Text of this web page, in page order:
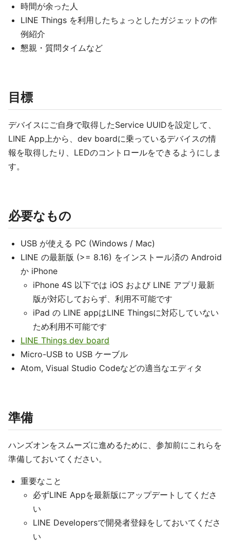
時間が余った人
LINE Things を利用したちょっとしたガジェットの作
例紹介
懇親・質問タイムなど
目標
デバイスにご自身で取得したService UUIDを設定して、
LINE App上から、dev boardに乗っているデバイスの情
報を取得したり、LEDのコントロールをできるようにしま
す。
必要なもの
USB が使える PC (Windows / Mac)
LINE の最新版 (>= 8.16) をインストール済の Android
か iPhone
iPhone 4S 以下では iOS および LINE アプリ最新
版が対応しておらず、利用不可能です
iPad の LINE appはLINE Thingsに対応していない
ため利用不可能です
LINE Things dev board
Micro-USB to USB ケーブル
Atom, Visual Studio Codeなどの適当なエディタ
準備
ハンズオンをスムーズに進めるために、参加前にこれらを
準備しておいてください。
重要なこと
必ずLINE Appを最新版にアップデートしてくださ
い
LINE Developersで開発者登録をしておいてくださ
い